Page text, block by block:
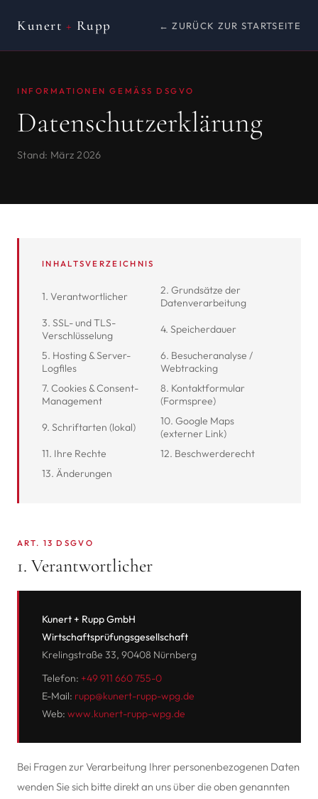
Kunert + Rupp ← ZURÜCK ZUR STARTSEITE
INFORMATIONEN GEMÄSS DSGVO
Datenschutz­erklärung
Stand: März 2026
INHALTSVERZEICHNIS
1. Verantwortlicher
2. Grundsätze der
Datenverarbeitung
3. SSL- und TLS-
Verschlüsselung
4. Speicherdauer
5. Hosting & Server-
Logfiles
6. Besucheranalyse /
Webtracking
7. Cookies & Consent-
Management
8. Kontaktformular
(Formspree)
9. Schriftarten (lokal)
10. Google Maps
(externer Link)
11. Ihre Rechte
12. Beschwerderecht
13. Änderungen
ART. 13 DSGVO
1. Verantwortlicher
Kunert + Rupp GmbH
Wirtschaftsprüfungsgesellschaft
Krelingstraße 33, 90408 Nürnberg
Telefon: +49 911 660 755-0
E-Mail: rupp@kunert-rupp-wpg.de
Web: www.kunert-rupp-wpg.de
Bei Fragen zur Verarbeitung Ihrer personenbezogenen Daten
wenden Sie sich bitte direkt an uns über die oben genannten